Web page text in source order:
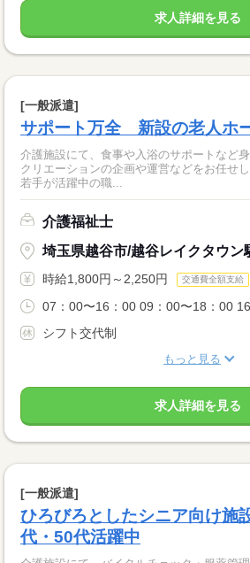
求人詳細を見る
[一般派遣]
サポート万全 新設の老人ホ
介護施設にて、食事や入浴のサポートなど
クリエーションの企画や運営などをお任せします。 ★20代
若手が活躍中の職...
介護福祉士
埼玉県越谷市/越谷レイクタウン
時給1,800円～2,250円 交通費全額支給
07：00〜16：00 09：00〜18：00 16
シフト交代制
もっと見る
求人詳細を見る
[一般派遣]
ひろびろとしたシニア向け
代・50代活躍中